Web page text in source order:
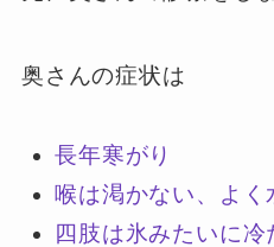
奥さんの症状は
長年寒がり
喉は渇かない、よ
四肢は氷みたいに冷